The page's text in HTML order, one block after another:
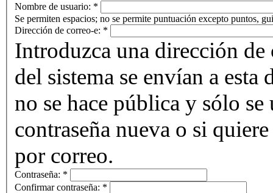
Nombre de usuario: *
Se permiten espacios; no se permite puntuación excepto puntos,
Dirección de correo-e: *
Introduzca una dirección
del sistema se envían a
no se hace pública y sólo
contraseña nueva o si
por correo.
Contraseña: *
Confirmar contraseña: *